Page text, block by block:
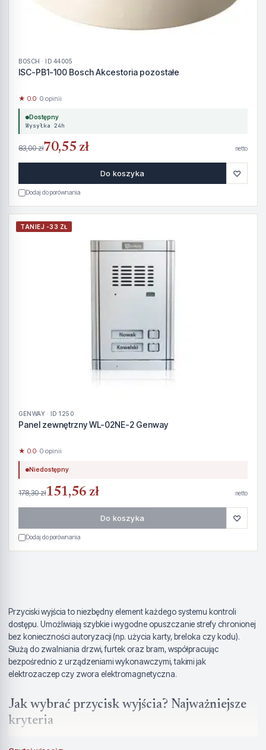
BOSCH · ID 44005
ISC-PB1-100 Bosch Akcestoria pozostałe
★ 0.0· 0 opinii
Dostępny
Wysyłka 24h
83,00 zł70,55 zł netto
Do koszyka ♡
Dodaj do porównania
TANIEJ -33 ZŁ
GENWAY · ID 1250
Panel zewnętrzny WL-02NE-2 Genway
★ 0.0· 0 opinii
Niedostępny
178,30 zł151,56 zł netto
Do koszyka ♡
Dodaj do porównania
Przyciski wyjścia to niezbędny element każdego systemu kontroli
dostępu. Umożliwiają szybkie i wygodne opuszczanie strefy chronionej
bez konieczności autoryzacji (np. użycia karty, breloka czy kodu).
Służą do zwalniania drzwi, furtek oraz bram, współpracując
bezpośrednio z urządzeniami wykonawczymi, takimi jak
elektrozaczep czy zwora elektromagnetyczna.
Jak wybrać przycisk wyjścia? Najważniejsze
kryteria